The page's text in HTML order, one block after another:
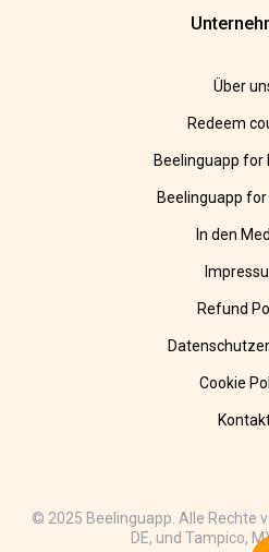
Über
Redeem
Beelinguapp for
Beelinguapp
In den
Refund
Cookie
© 2025 Beelinguapp. Alle Rechte
DE, und Tampico,